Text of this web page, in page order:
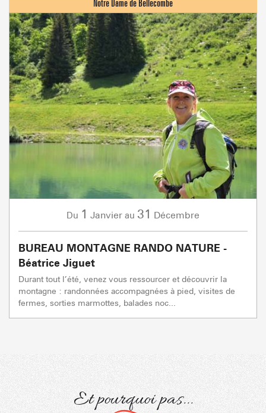
Du 1 Janvier au 31 Décembre
BUREAU MONTAGNE RANDO NATURE -
Béatrice Jiguet
Durant tout l’été, venez vous ressourcer et découvrir la
montagne : randonnées accompagnées à pied, visites de
fermes, sorties marmottes, balades noc...
Et pourquoi pas...